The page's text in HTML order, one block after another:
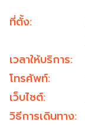
ที่ตั้ง:
เวลาให้บริการ:
โทรศัพท์:
เว็บไซต์:
วิธีการเดินทาง: